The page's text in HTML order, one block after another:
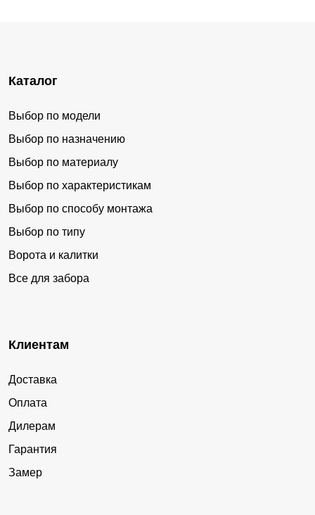
Каталог
Выбор по модели
Выбор по назначению
Выбор по материалу
Выбор по характеристикам
Выбор по способу монтажа
Выбор по типу
Ворота и калитки
Все для забора
Клиентам
Доставка
Оплата
Дилерам
Гарантия
Замер